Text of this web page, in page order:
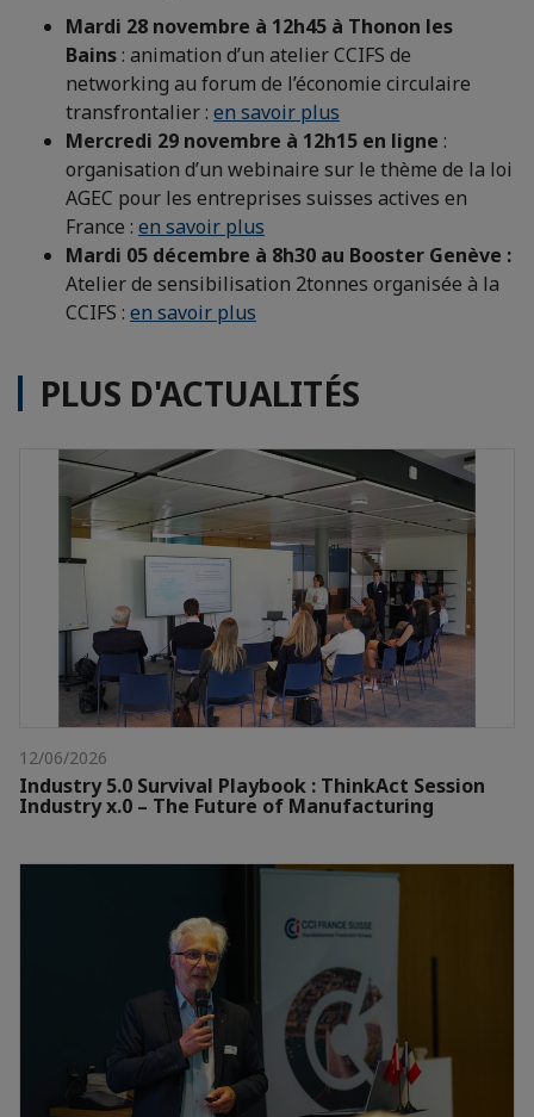
Mardi 28 novembre à 12h45 à Thonon les
Bains: animation d’un atelier CCIFS de
networking au forum de l’économie circulaire
transfrontalier : en savoir plus
Mercredi 29 novembre à 12h15 en ligne :
organisation d’un webinaire sur le thème de la loi
AGEC pour les entreprises suisses actives en
France : en savoir plus
Mardi 05 décembre à 8h30 au Booster Genève :
Atelier de sensibilisation 2tonnes organisée à la
CCIFS : en savoir plus
PLUS D'ACTUALITÉS
12/06/2026
Industry 5.0 Survival Playbook : ThinkAct Session
Industry x.0 – The Future of Manufacturing